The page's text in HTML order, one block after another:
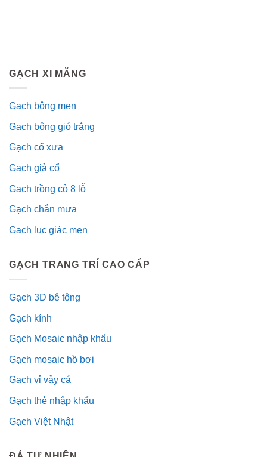
GẠCH XI MĂNG
Gạch bông men
Gạch bông gió trắng
Gạch cổ xưa
Gạch giả cổ
Gạch trồng cỏ 8 lỗ
Gạch chắn mưa
Gạch lục giác men
GẠCH TRANG TRÍ CAO CẤP
Gạch 3D bê tông
Gạch kính
Gạch Mosaic nhập khẩu
Gạch mosaic hồ bơi
Gạch vỉ vảy cá
Gạch thẻ nhập khẩu
Gạch Việt Nhật